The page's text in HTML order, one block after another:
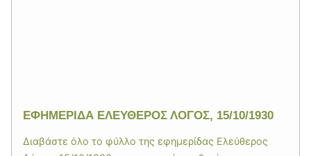
ΕΦΗΜΕΡΙΔΑ ΕΛΕΥΘΕΡΟΣ ΛΟΓΟΣ, 15/10/1930
Διαβάστε όλο το φύλλο της εφημερίδας Ελεύθερος